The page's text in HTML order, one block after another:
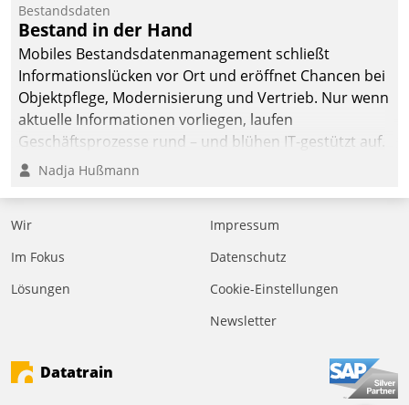
Bestandsdaten
Bestand in der Hand
Mobiles Bestandsdatenmanagement schließt
Informationslücken vor Ort und eröffnet Chancen bei
Objektpflege, Modernisierung und Vertrieb. Nur wenn
aktuelle Informationen vorliegen, laufen
Geschäftsprozesse rund – und blühen IT-gestützt auf.
Nadja Hußmann
Wir
Im Fokus
Lösungen
Impressum
Datenschutz
Cookie-Einstellungen
Newsletter
Datatrain